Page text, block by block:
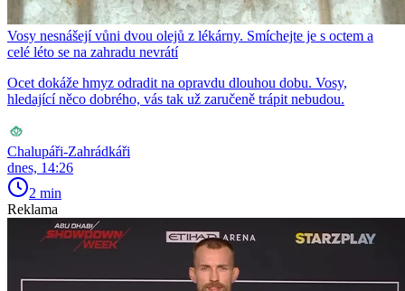
Vosy nesnášejí vůni dvou olejů z lékárny. Smíchejte je s octem a
celé léto se na zahradu nevrátí
Ocet dokáže hmyz odradit na opravdu dlouhou dobu. Vosy,
hledající něco dobrého, vás tak už zaručeně trápit nebudou.
Chalupáři-Zahrádkáři
dnes, 14:26
2 min
Reklama